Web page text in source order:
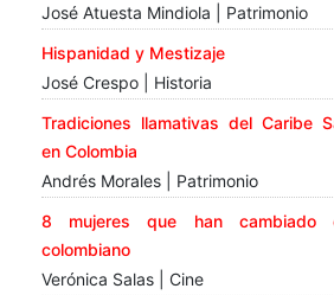
José Atuesta Mindiola | Patrimonio
Hispanidad y Mestizaje
José Crespo | Historia
Tradiciones llamativas del Caribe
en Colombia
Andrés Morales | Patrimonio
8 mujeres que han cambiado
colombiano
Verónica Salas | Cine